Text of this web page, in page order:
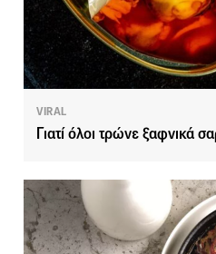
VIRAL
Γιατί όλοι τρώνε ξαφνικά